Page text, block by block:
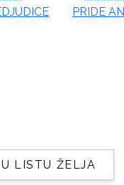
LISTU ŽELJA